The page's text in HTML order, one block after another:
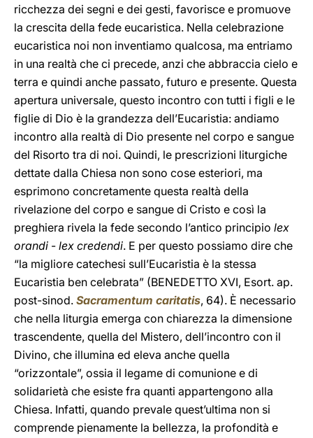
ricchezza dei segni e dei gesti, favorisce e promuove
la crescita della fede eucaristica. Nella celebrazione
eucaristica noi non inventiamo qualcosa, ma entriamo
in una realtà che ci precede, anzi che abbraccia cielo e
terra e quindi anche passato, futuro e presente. Questa
apertura universale, questo incontro con tutti i figli e le
figlie di Dio è la grandezza dell’Eucaristia: andiamo
incontro alla realtà di Dio presente nel corpo e sangue
del Risorto tra di noi. Quindi, le prescrizioni liturgiche
dettate dalla Chiesa non sono cose esteriori, ma
esprimono concretamente questa realtà della
rivelazione del corpo e sangue di Cristo e così la
preghiera rivela la fede secondo l’antico principio lex
orandi - lex credendi. E per questo possiamo dire che
“la migliore catechesi sull’Eucaristia è la stessa
Eucaristia ben celebrata” (BENEDETTO XVI, Esort. ap.
post-sinod. Sacramentum caritatis, 64). È necessario
che nella liturgia emerga con chiarezza la dimensione
trascendente, quella del Mistero, dell’incontro con il
Divino, che illumina ed eleva anche quella
“orizzontale”, ossia il legame di comunione e di
solidarietà che esiste fra quanti appartengono alla
Chiesa. Infatti, quando prevale quest’ultima non si
comprende pienamente la bellezza, la profondità e